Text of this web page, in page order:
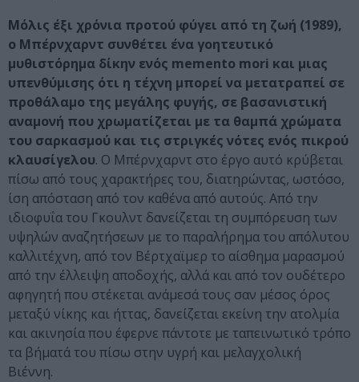
Μόλις έξι χρόνια προτού φύγει από τη ζωή (1989),
ο Μπέρνχαρντ συνθέτει ένα γοητευτικό
μυθιστόρημα δίκην ενός memento mori και μιας
υπενθύμισης ότι η τέχνη μπορεί να μετατραπεί σε
προθάλαμο της μεγάλης φυγής, σε βασανιστική
αναμονή που χρωματίζεται με τα θαμπά χρώματα
του σαρκασμού και τις στριγκές νότες ενός πικρού
κλαυσίγελου. Ο Μπέρνχαρντ στο έργο αυτό κρύβεται
πίσω από τους χαρακτήρες του, διατηρώντας, ωστόσο,
ίση απόσταση από τον καθένα από αυτούς. Από την
ιδιοφυΐα του Γκουλντ δανείζεται τη συμπόρευση των
υψηλών αναζητήσεων με το παραλήρημα του απόλυτου
καλλιτέχνη, από τον Βέρτχαϊμερ το αίσθημα μαρασμού
από την έλλειψη αποδοχής, αλλά και από τον ουδέτερο
αφηγητή που στέκεται ανάμεσά τους σαν μέσος όρος
μεταξύ νίκης και ήττας, δανείζεται εκείνη την ατολμία
και ακινησία που έφερνε πάντοτε με ταπεινωτικό τρόπο
τα βήματά του πίσω στην υγρή και μελαγχολική
Βιέννη.